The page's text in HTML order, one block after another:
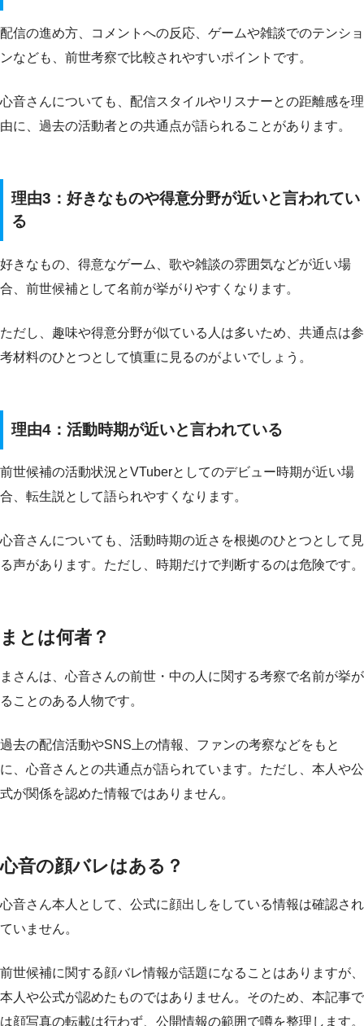
配信の進め方、コメントへの反応、ゲームや雑談でのテンショ
ンなども、前世考察で比較されやすいポイントです。
心音さんについても、配信スタイルやリスナーとの距離感を理
由に、過去の活動者との共通点が語られることがあります。
理由3：好きなものや得意分野が近いと言われてい
る
好きなもの、得意なゲーム、歌や雑談の雰囲気などが近い場
合、前世候補として名前が挙がりやすくなります。
ただし、趣味や得意分野が似ている人は多いため、共通点は参
考材料のひとつとして慎重に見るのがよいでしょう。
理由4：活動時期が近いと言われている
前世候補の活動状況とVTuberとしてのデビュー時期が近い場
合、転生説として語られやすくなります。
心音さんについても、活動時期の近さを根拠のひとつとして見
る声があります。ただし、時期だけで判断するのは危険です。
まとは何者？
まさんは、心音さんの前世・中の人に関する考察で名前が挙が
ることのある人物です。
過去の配信活動やSNS上の情報、ファンの考察などをもと
に、心音さんとの共通点が語られています。ただし、本人や公
式が関係を認めた情報ではありません。
心音の顔バレはある？
心音さん本人として、公式に顔出しをしている情報は確認され
ていません。
前世候補に関する顔バレ情報が話題になることはありますが、
本人や公式が認めたものではありません。そのため、本記事で
は顔写真の転載は行わず、公開情報の範囲で噂を整理します。